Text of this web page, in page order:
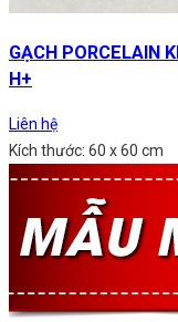
GẠCH PORCELAIN
H+
Liên hệ
Kích thước: 60 x 60 cm